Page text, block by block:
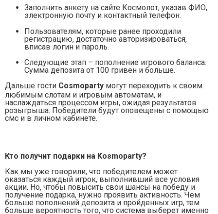
Заполнить анкету на сайте Космолот, указав ФИО,
электронную почту и контактный телефон.
Пользователям, которые ранее проходили
регистрацию, достаточно авторизироваться,
вписав логин и пароль.
Следующие этап – пополнение игрового баланса.
Сумма депозита от 100 гривен и больше.
Дальше гости Cosmoparty могут переходить к своим
любимым слотам и игровым автоматам, и
наслаждаться процессом игры, ожидая результатов
розыгрыша. Победители будут оповещены с помощью
смс и в личном кабинете.
Кто получит подарки на Kosmoparty?
Как мы уже говорили, что победителем может
оказаться каждый игрок, выполнивший все условия
акции. Но, чтобы повысить свои шансы на победу и
получение подарка, нужно проявить активность. Чем
больше пополнений депозита и пройденных игр, тем
больше вероятность того, что система выберет именно